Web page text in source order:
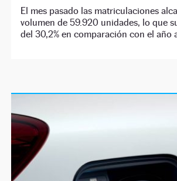
El mes pasado las matriculaciones
volumen de 59.920 unidades, lo que
del 30,2% en comparación con el año